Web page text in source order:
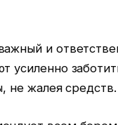
и
усиленно
не жалея средств.